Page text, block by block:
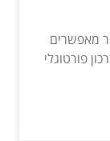
בחוקה משנת 2015 אשר מאפשרים
פורטוגלי